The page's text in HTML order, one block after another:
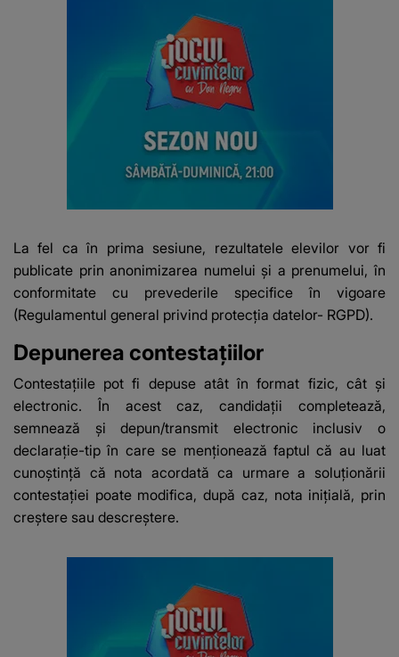
La fel ca în prima sesiune, rezultatele elevilor vor fi
publicate prin anonimizarea numelui și a prenumelui, în
conformitate cu prevederile specifice în vigoare
(Regulamentul general privind protecția datelor- RGPD).
Depunerea contestaţiilor
Contestațiile pot fi depuse atât în format fizic, cât și
electronic. În acest caz, candidații completează,
semnează și depun/transmit electronic inclusiv o
declarație-tip în care se menționează faptul că au luat
cunoștință că nota acordată ca urmare a soluționării
contestației poate modifica, după caz, nota inițială, prin
creștere sau descreștere.